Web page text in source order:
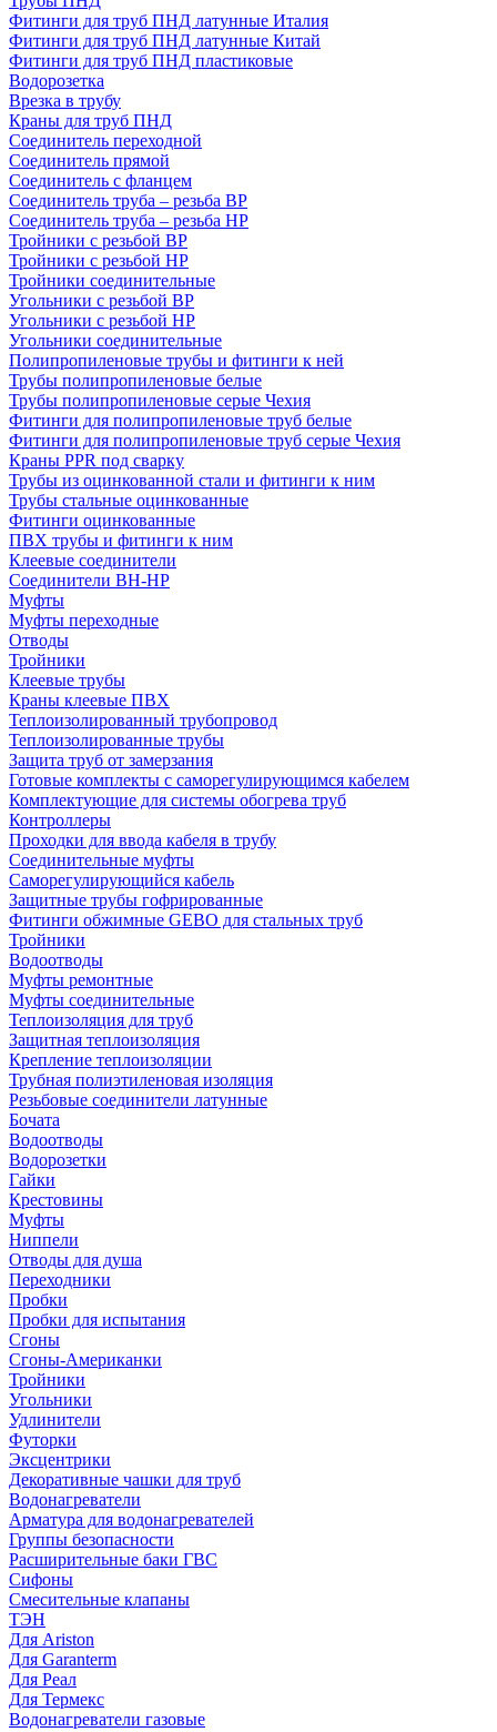
Фитинги для труб ПНД латунные Италия
Фитинги для труб ПНД латунные Китай
Фитинги для труб ПНД пластиковые
Водорозетка
Врезка в трубу
Краны для труб ПНД
Соединитель переходной
Соединитель прямой
Соединитель с фланцем
Соединитель труба – резьба ВР
Соединитель труба – резьба НР
Тройники с резьбой ВР
Тройники с резьбой НР
Тройники соединительные
Угольники с резьбой ВР
Угольники с резьбой НР
Угольники соединительные
Полипропиленовые трубы и фитинги к ней
Трубы полипропиленовые белые
Трубы полипропиленовые серые Чехия
Фитинги для полипропиленовые труб белые
Фитинги для полипропиленовые труб серые Чехия
Краны PPR под сварку
Трубы из оцинкованной стали и фитинги к ним
Трубы стальные оцинкованные
Фитинги оцинкованные
ПВХ трубы и фитинги к ним
Клеевые соединители
Соединители ВН-НР
Муфты
Муфты переходные
Отводы
Тройники
Клеевые трубы
Краны клеевые ПВХ
Теплоизолированный трубопровод
Теплоизолированные трубы
Защита труб от замерзания
Готовые комплекты с саморегулирующимся кабелем
Комплектующие для системы обогрева труб
Контроллеры
Проходки для ввода кабеля в трубу
Соединительные муфты
Саморегулирующийся кабель
Защитные трубы гофрированные
Фитинги обжимные GEBO для стальных труб
Тройники
Водоотводы
Муфты ремонтные
Муфты соединительные
Теплоизоляция для труб
Защитная теплоизоляция
Крепление теплоизоляции
Трубная полиэтиленовая изоляция
Резьбовые соединители латунные
Бочата
Водоотводы
Водорозетки
Гайки
Крестовины
Муфты
Ниппели
Отводы для душа
Переходники
Пробки
Пробки для испытания
Сгоны
Сгоны-Американки
Тройники
Угольники
Удлинители
Футорки
Эксцентрики
Декоративные чашки для труб
Водонагреватели
Арматура для водонагревателей
Группы безопасности
Расширительные баки ГВС
Сифоны
Смесительные клапаны
ТЭН
Для Ariston
Для Garanterm
Для Реал
Для Термекс
Водонагреватели газовые